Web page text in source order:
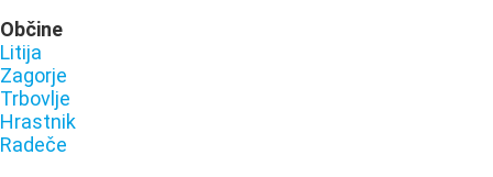
Občine
Litija
Zagorje
Trbovlje
Hrastnik
Radeče